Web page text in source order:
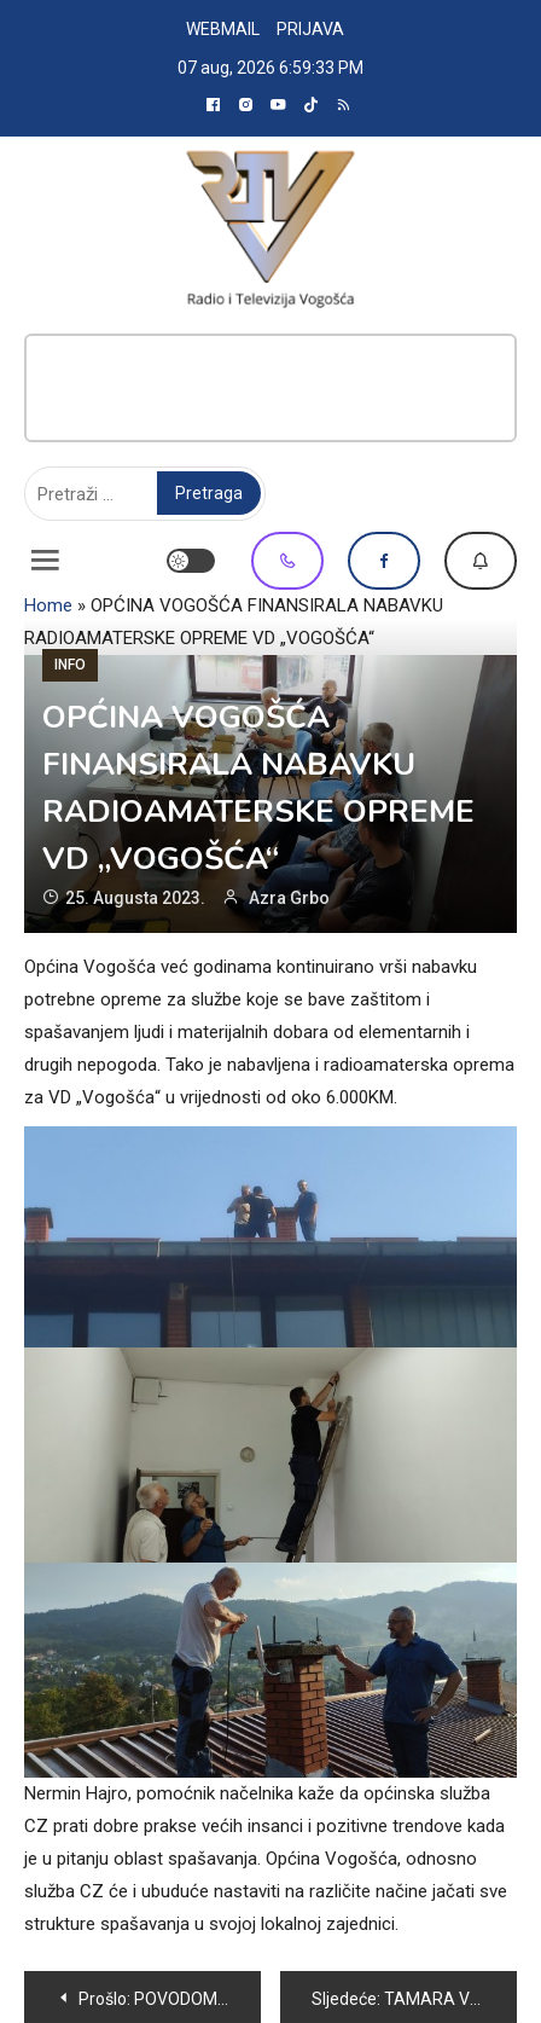
WEBMAIL
PRIJAVA
07 aug, 2026 6:59:34 PM
Home » OPĆINA VOGOŠĆA FINANSIRALA NABAVKU
RADIOAMATERSKE OPREME VD „VOGOŠĆA“
INFO
OPĆINA VOGOŠĆA
FINANSIRALA NABAVKU
RADIOAMATERSKE OPREME
VD „VOGOŠĆA“
25. Augusta 2023. Azra Grbo
Općina Vogošća već godinama kontinuirano vrši nabavku
potrebne opreme za službe koje se bave zaštitom i
spašavanjem ljudi i materijalnih dobara od elementarnih i
drugih nepogoda. Tako je nabavljena i radioamaterska oprema
za VD „Vogošća“ u vrijednosti od oko 6.000KM.
Nermin Hajro, pomoćnik načelnika kaže da općinska služba
CZ prati dobre prakse većih insanci i pozitivne trendove kada
je u pitanju oblast spašavanja. Općina Vogošća, odnosno
služba CZ će i ubuduće nastaviti na različite načine jačati sve
strukture spašavanja u svojoj lokalnoj zajednici.
Navigacija
Prošlo: POVODOM OBILJEŽAVANJA DANA BOSANSKE PISMENOSTI BZK“PREPOROD“ VOGOŠĆA ORGANIZUJE TRIBINU „SREDNJOVJEKOVNA BOSANSKA PISMENOST KAO TEMELJ IDENTITETA BOSANSKOG JEZIKA“ Sljedeće: TAMARA VUČINIĆ NEUMORNA U STVARANJU ČAROLIJE